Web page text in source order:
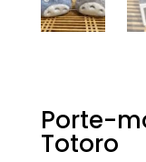
Porte-
Totoro